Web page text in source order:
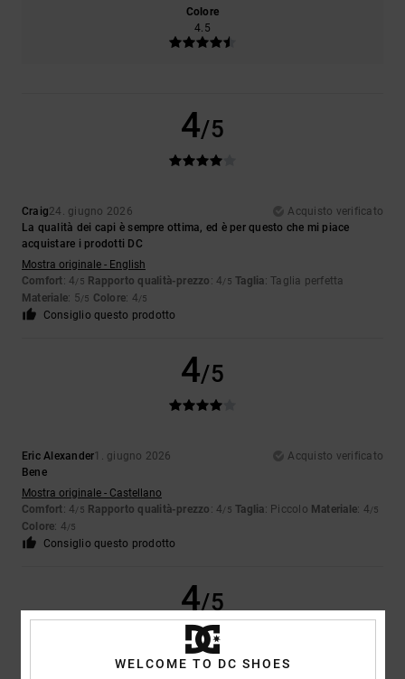
Colore
4.5
4/5
Craig24. giugno 2026
Acquisto verificato
La qualità dei capi è sempre ottima, ed è per questo che mi piace
acquistare i prodotti DC
Mostra originale - English
Comfort: 4/5 Rapporto qualità-prezzo : 4/5 Taglia: Taglia perfetta
Materiale: 5/5 Colore: 4/5
Consiglio questo prodotto
4/5
Eric Alexander1. giugno 2026
Acquisto verificato
Bene
Mostra originale - Castellano
Comfort: 4/5 Rapporto qualità-prezzo : 4/5 Taglia: Piccolo Materiale: 4/5
Colore: 4/5
Consiglio questo prodotto
4/5
WELCOME TO DC SHOES